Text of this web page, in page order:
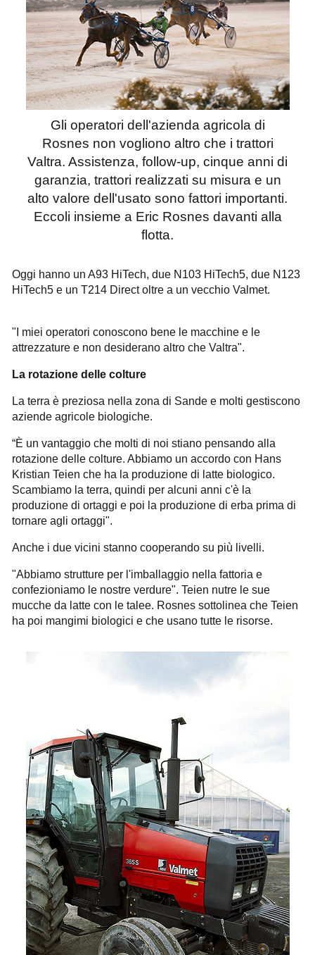
Gli operatori dell'azienda agricola di
Rosnes non vogliono altro che i trattori
Valtra. Assistenza, follow-up, cinque anni di
garanzia, trattori realizzati su misura e un
alto valore dell'usato sono fattori importanti.
Eccoli insieme a Eric Rosnes davanti alla
flotta.
Oggi hanno un A93 HiTech, due N103 HiTech5, due N123
HiTech5 e un T214 Direct oltre a un vecchio Valmet.
"I miei operatori conoscono bene le macchine e le
attrezzature e non desiderano altro che Valtra".
La rotazione delle colture
La terra è preziosa nella zona di Sande e molti gestiscono
aziende agricole biologiche.
“È un vantaggio che molti di noi stiano pensando alla
rotazione delle colture. Abbiamo un accordo con Hans
Kristian Teien che ha la produzione di latte biologico.
Scambiamo la terra, quindi per alcuni anni c'è la
produzione di ortaggi e poi la produzione di erba prima di
tornare agli ortaggi".
Anche i due vicini stanno cooperando su più livelli.
"Abbiamo strutture per l'imballaggio nella fattoria e
confezioniamo le nostre verdure". Teien nutre le sue
mucche da latte con le talee. Rosnes sottolinea che Teien
ha poi mangimi biologici e che usano tutte le risorse.